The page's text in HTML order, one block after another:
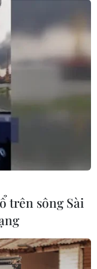
trên sông Sài